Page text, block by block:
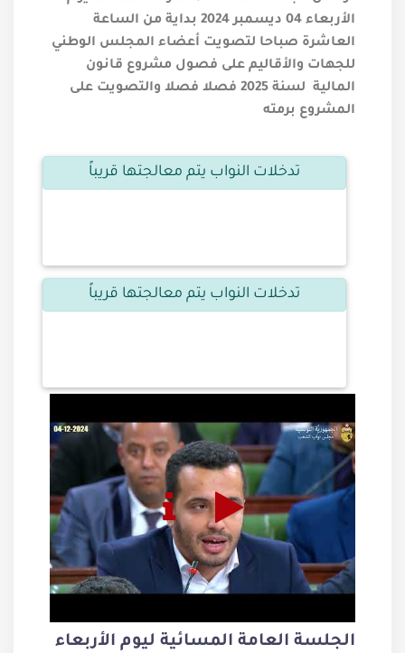
الأربعاء 04 ديسمبر 2024 بداية من الساعة
العاشرة صباحا لتصويت أعضاء المجلس الوطني
للجهات والأقاليم على فصول مشروع قانون
المالية لسنة 2025 فصلا فصلا والتصويت على
المشروع برمته
تدخلات النواب يتم معالجتها قريباً
تدخلات النواب يتم معالجتها قريباً
الجلسة العامة المسائية ليوم الأربعاء